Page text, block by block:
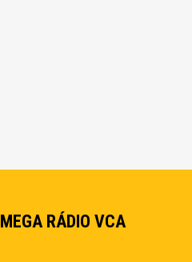
MEGA RÁDIO VCA